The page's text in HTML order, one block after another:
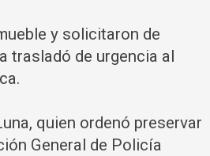
y solicitaron de
trasladó de urgencia al
quien ordenó preservar
General de Policía